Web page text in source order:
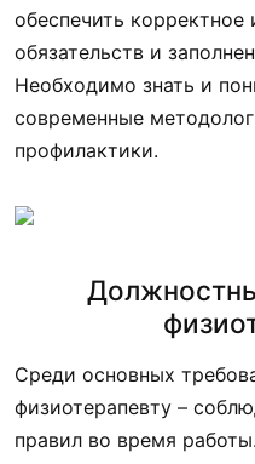
обеспечить корректное
обязательств и
Необходимо знать и
современные
профилактики.
Среди основных
физиотерапевту –
правил во время